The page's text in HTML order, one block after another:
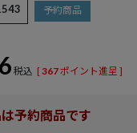
予約商品
税込 [367ポイント進呈 ]
予約商品です